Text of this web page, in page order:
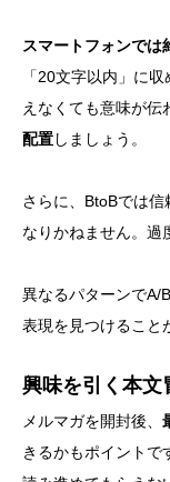
スマートフォンでは
「20文字以内」に
えなくても意味が伝
配置しましょう。
さらに、BtoBでは
なりかねません。過
異なるパターンでA/
表現を見つけること
興味を引く本文
メルマガを開封後、
きるかもポイントで